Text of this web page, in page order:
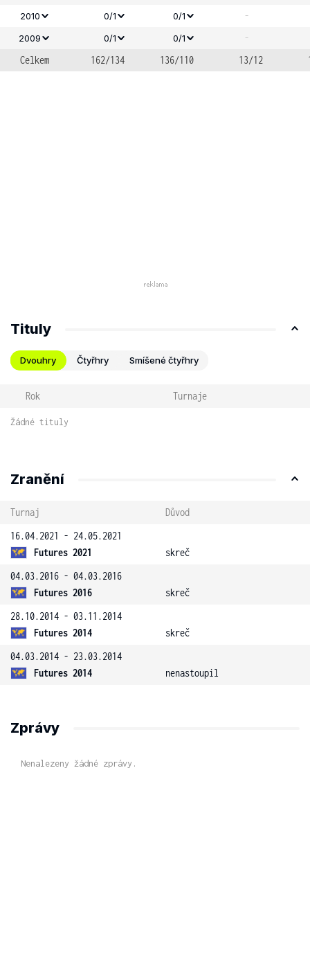
2010
0/1 0/1 -
2009 0/1 0/1
-
Celkem
162/134 136/110 13/12
Tituly
Dvouhry Čtyřhry Smíšené čtyřhry
Rok Turnaje
Žádné tituly
Zranění
Turnaj
Důvod
16.04.2021 - 24.05.2021
Futures 2021
skreč
04.03.2016 - 04.03.2016
Futures 2016
skreč
28.10.2014 - 03.11.2014
Futures 2014
skreč
04.03.2014 - 23.03.2014
Futures 2014
nenastoupil
Zprávy
Nenalezeny žádné zprávy.